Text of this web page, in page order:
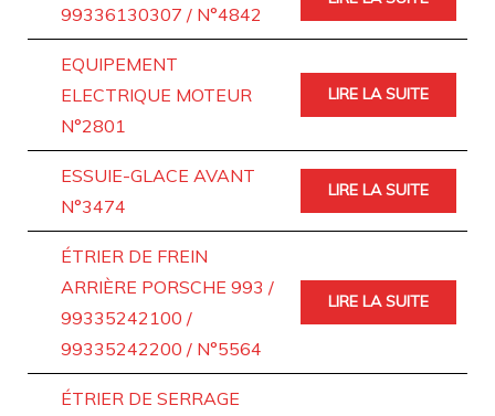
99336130307 / N°4842
EQUIPEMENT
ELECTRIQUE MOTEUR
N°2801
LIRE LA SUITE
ESSUIE-GLACE AVANT
N°3474
LIRE LA SUITE
ÉTRIER DE FREIN
ARRIÈRE PORSCHE 993 /
99335242100 /
99335242200 / N°5564
LIRE LA SUITE
ÉTRIER DE SERRAGE